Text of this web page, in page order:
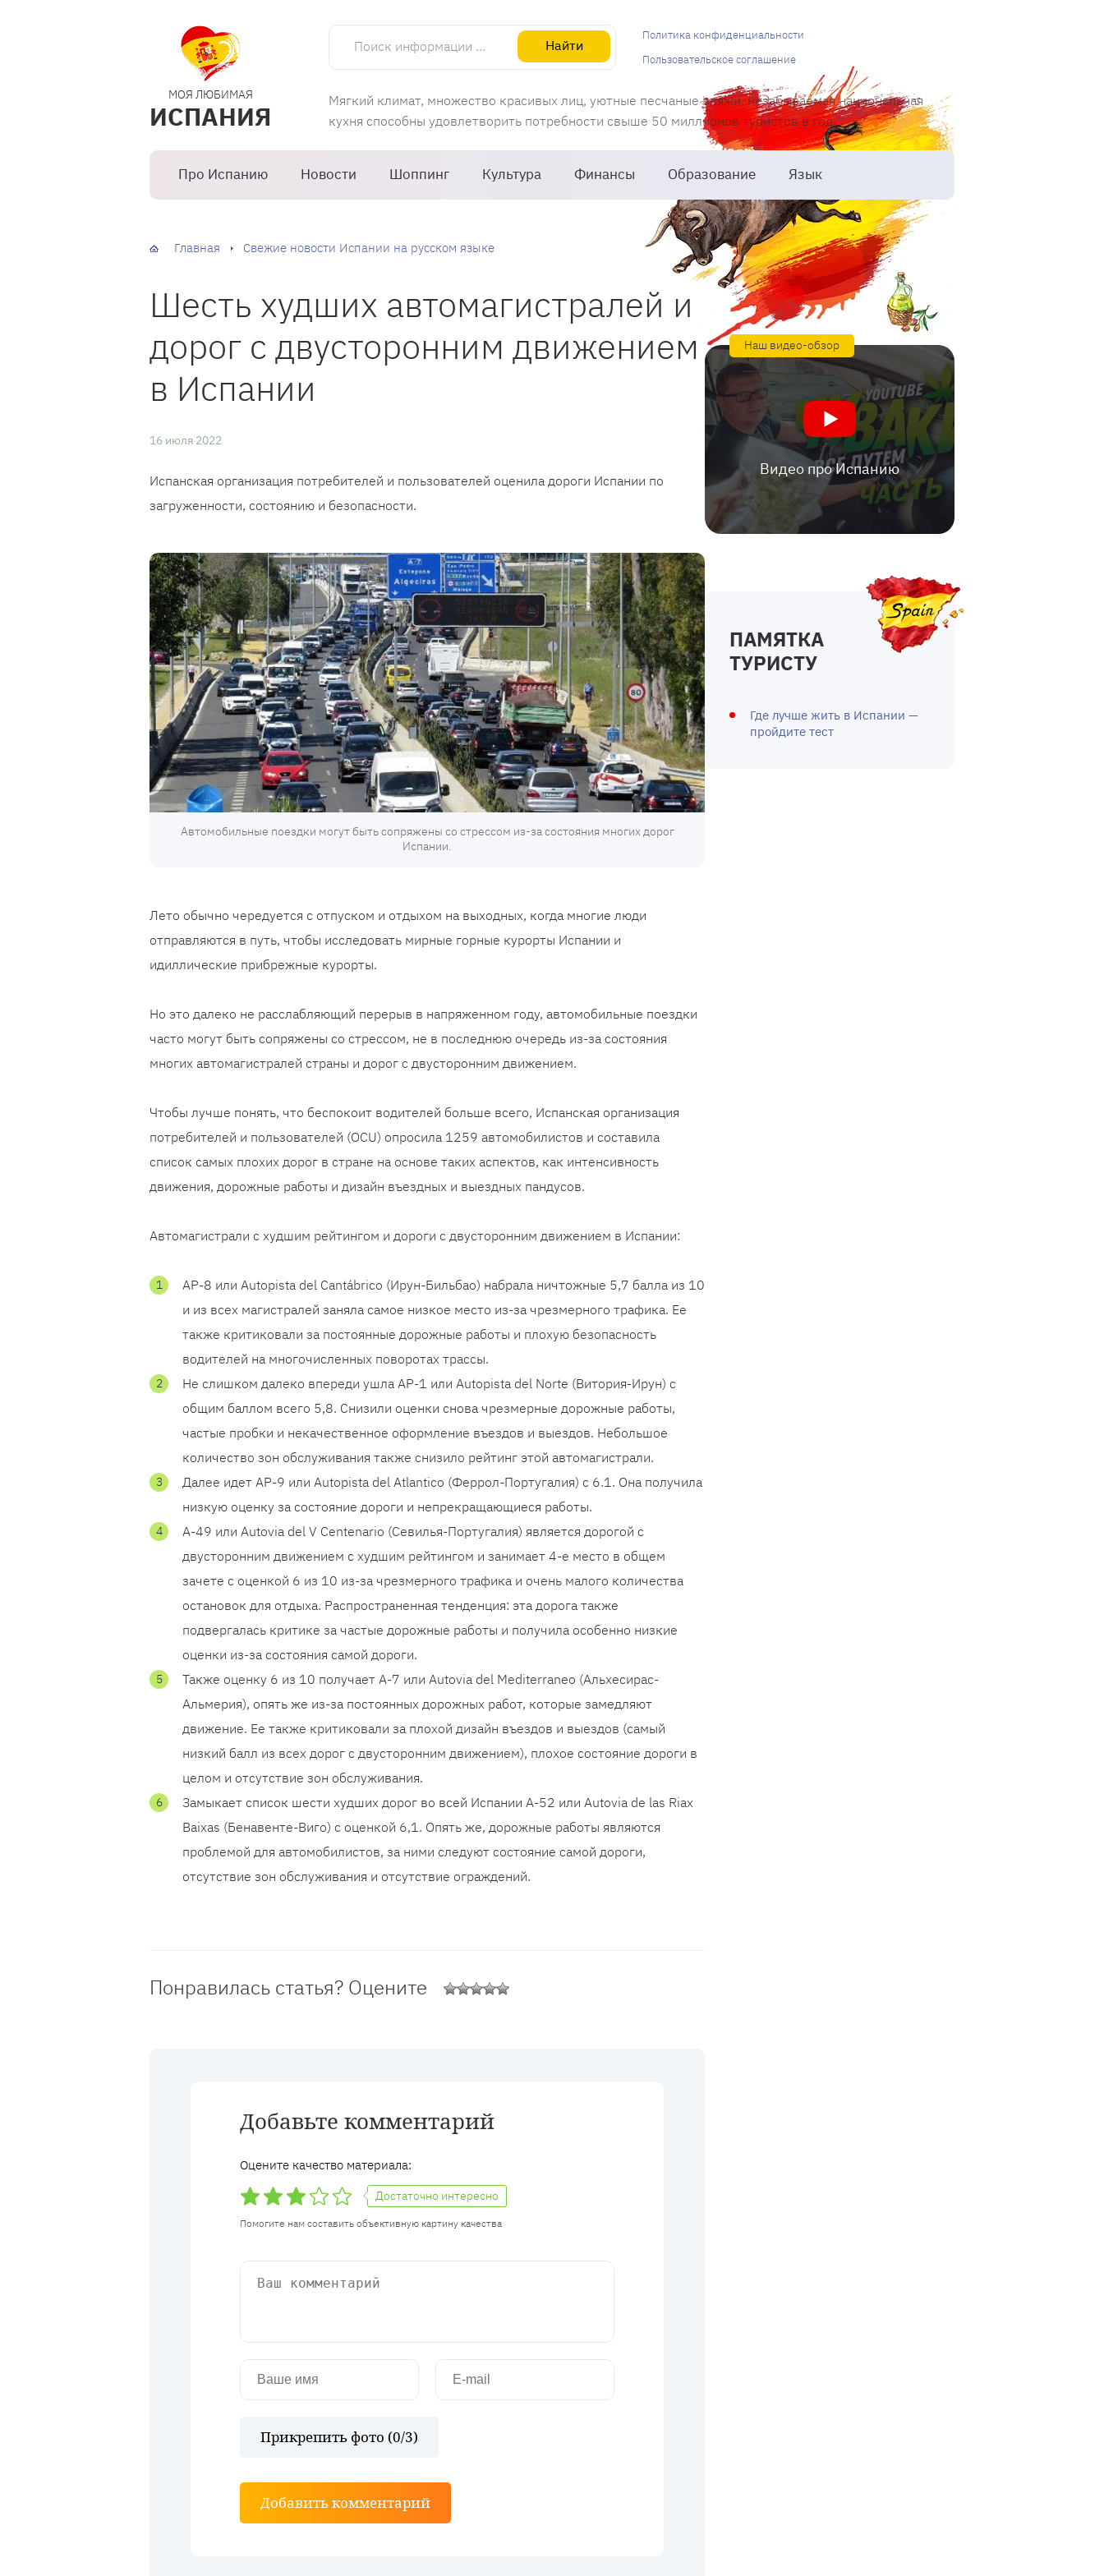
МОЯ ЛЮБИМАЯ
ИСПАНИЯ
Поиск информации об Испании
Найти
Мягкий климат, множество красивых лиц, уютные песчаные пляжи, незабываемая национальная
кухня способны удовлетворить потребности свыше 50 миллионов туристов в год.
Про Испанию Новости Шоппинг Культура Финансы Образование Язык
Политика конфиденциальности
Пользовательское соглашение
Главная Свежие новости Испании на русском языке
Шесть худших автомагистралей и
дорог с двусторонним движением
в Испании
16 июля 2022
Испанская организация потребителей и пользователей оценила дороги Испании по
загруженности, состоянию и безопасности.
Автомобильные поездки могут быть сопряжены со стрессом из-за состояния многих дорог
Испании.
Лето обычно чередуется с отпуском и отдыхом на выходных, когда многие люди
отправляются в путь, чтобы исследовать мирные горные курорты Испании и
идиллические прибрежные курорты.
Но это далеко не расслабляющий перерыв в напряженном году, автомобильные поездки
часто могут быть сопряжены со стрессом, не в последнюю очередь из-за состояния
многих автомагистралей страны и дорог с двусторонним движением.
Чтобы лучше понять, что беспокоит водителей больше всего, Испанская организация
потребителей и пользователей (OCU) опросила 1259 автомобилистов и составила
список самых плохих дорог в стране на основе таких аспектов, как интенсивность
движения, дорожные работы и дизайн въездных и выездных пандусов.
Автомагистрали с худшим рейтингом и дороги с двусторонним движением в Испании:
AP-8 или Autopista del Cantábrico (Ирун-Бильбао) набрала ничтожные 5,7 балла из 10
и из всех магистралей заняла самое низкое место из-за чрезмерного трафика. Ее
также критиковали за постоянные дорожные работы и плохую безопасность
водителей на многочисленных поворотах трассы.
Не слишком далеко впереди ушла AP-1 или Autopista del Norte (Витория-Ирун) с
общим баллом всего 5,8. Снизили оценки снова чрезмерные дорожные работы,
частые пробки и некачественное оформление въездов и выездов. Небольшое
количество зон обслуживания также снизило рейтинг этой автомагистрали.
Далее идет AP-9 или Autopista del Atlantico (Феррол-Португалия) с 6.1. Она получила
низкую оценку за состояние дороги и непрекращающиеся работы.
A-49 или Autovia del V Centenario (Севилья-Португалия) является дорогой с
двусторонним движением с худшим рейтингом и занимает 4-е место в общем
зачете с оценкой 6 из 10 из-за чрезмерного трафика и очень малого количества
остановок для отдыха. Распространенная тенденция: эта дорога также
подвергалась критике за частые дорожные работы и получила особенно низкие
оценки из-за состояния самой дороги.
Также оценку 6 из 10 получает A-7 или Autovia del Mediterraneo (Альхесирас-
Альмерия), опять же из-за постоянных дорожных работ, которые замедляют
движение. Ее также критиковали за плохой дизайн въездов и выездов (самый
низкий балл из всех дорог с двусторонним движением), плохое состояние дороги в
целом и отсутствие зон обслуживания.
Замыкает список шести худших дорог во всей Испании A-52 или Autovia de las Riax
Baixas (Бенавенте-Виго) с оценкой 6,1. Опять же, дорожные работы являются
проблемой для автомобилистов, за ними следуют состояние самой дороги,
отсутствие зон обслуживания и отсутствие ограждений.
Понравилась статья? Оцените
Добавьте комментарий
Оцените качество материала:
Достаточно интересно
Помогите нам составить объективную картину качества
Прикрепить фото (0/3)
Добавить комментарий
Наш видео-обзор
Видео про Испанию
ПАМЯТКА
ТУРИСТУ
Где лучше жить в Испании —
пройдите тест